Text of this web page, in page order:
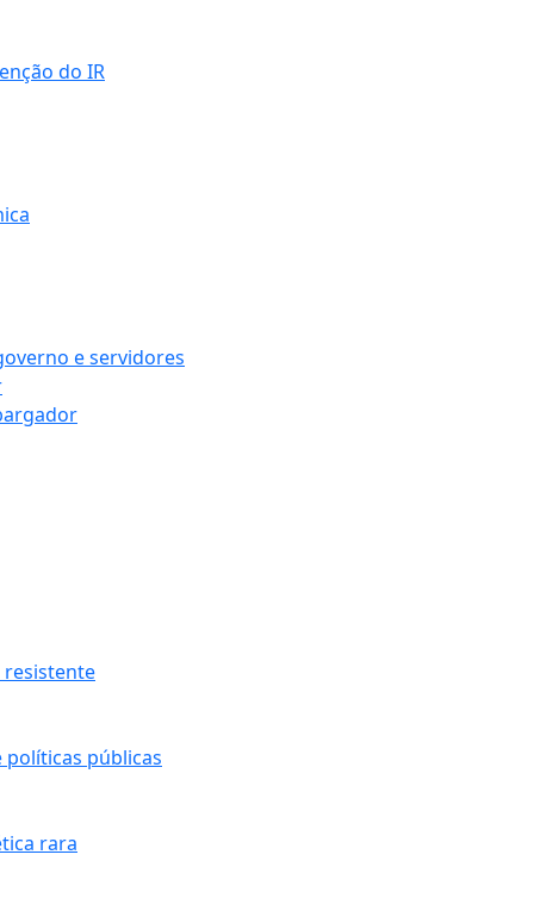
do IR
e servidores
políticas públicas
rara